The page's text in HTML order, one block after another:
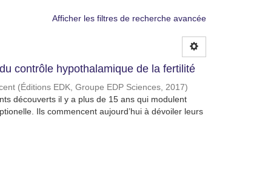
Afficher les filtres de recherche avancée
contrôle hypothalamique de la fertilité
(Éditions EDK, Groupe EDP Sciences, 2017)
découverts il y a plus de 15 ans qui modulent
Ils commencent aujourd’hui à dévoiler leurs